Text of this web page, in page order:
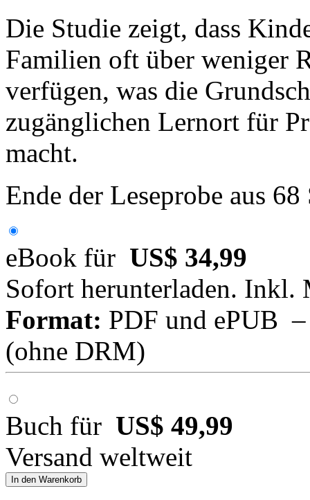
Die Studie zeigt, dass
Familien oft über weniger
verfügen, was die
zugänglichen Lernort für
macht.
Ende der Leseprobe aus
eBook für US$ 34,99
Sofort herunterladen. Inkl.
Format: PDF und ePUB
(ohne DRM)
Buch für US$ 49,99
Versand weltweit
In den Warenkorb